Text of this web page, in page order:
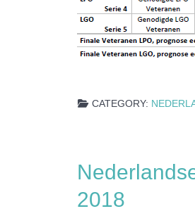
CATEGORY:
2018